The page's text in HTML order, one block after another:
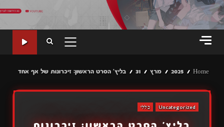
PRIMARY
Home
2025 מרץ 31 בליץ' הסרט הראשון: זיכרונות של אף אחד
Uncategorized כללי